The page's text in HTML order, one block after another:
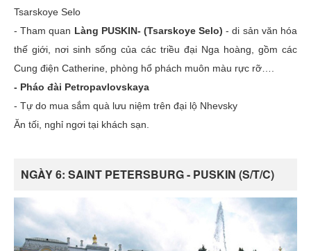
Tsarskoye Selo
- Tham quan Làng PUSKIN- (Tsarskoye Selo) - di sản văn hóa
thế giới, nơi sinh sống của các triều đại Nga hoàng, gồm các
Cung điện Catherine, phòng hổ phách muôn màu rực rỡ….
- Pháo đài Petropavlovskaya
- Tự do mua sắm quà lưu niệm trên đại lộ Nhevsky
Ăn tối, nghỉ ngơi tại khách sạn.
NGÀY 6: SAINT PETERSBURG - PUSKIN (S/T/C)